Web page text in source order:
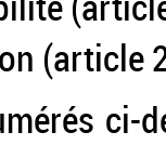
(article
ci-